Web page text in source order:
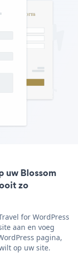
uw Blossom
zo
for WordPress
aan en voeg
pagina,
op uw site.